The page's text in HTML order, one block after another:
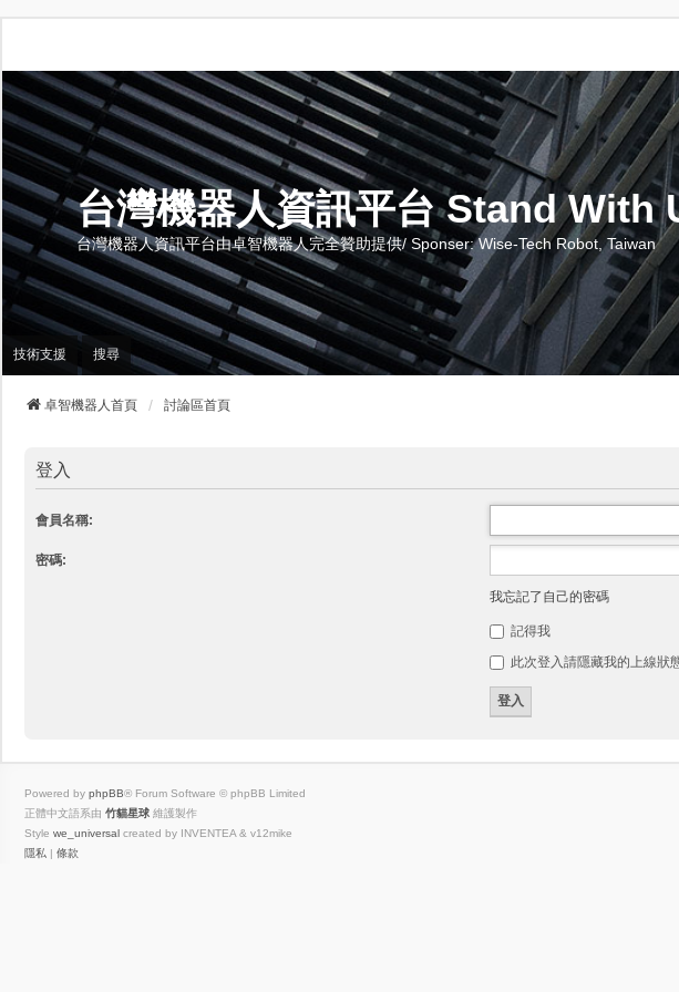
台灣機器人資訊平台 Stand With
台灣機器人資訊平台由卓智機器人完全贊助提供/ Sponser: Wise-Tech Robot, Taiwan
技術支援 搜尋
卓智機器人首頁 討論區首頁
登入
會員名稱:
密碼:
我忘記了自己的密碼
記得我
此次登入請隱藏我的上線狀
Powered by phpBB® Forum Software © phpBB Limited
正體中文語系由 竹貓星球 維護製作
Style we_universal created by INVENTEA & v12mike
隱私 | 條款